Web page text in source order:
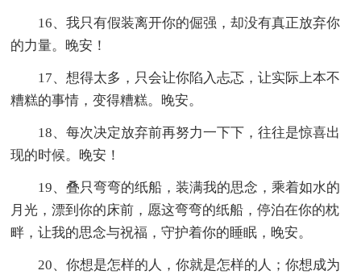
16、我只有假装离开你的倔强，却没有真正放弃你
的力量。晚安！
17、想得太多，只会让你陷入忐忑，让实际上本不
糟糕的事情，变得糟糕。晚安。
18、每次决定放弃前再努力一下下，往往是惊喜出
现的时候。晚安！
19、叠只弯弯的纸船，装满我的思念，乘着如水的
月光，漂到你的床前，愿这弯弯的纸船，停泊在你的枕
畔，让我的思念与祝福，守护着你的睡眠，晚安。
20、你想是怎样的人，你就是怎样的人；你想成为